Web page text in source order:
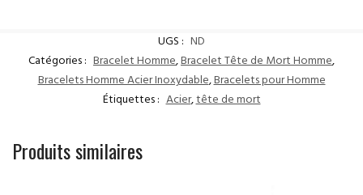
UGS : ND
Catégories : Bracelet Homme,Bracelet Tête de Mort Homme,
Bracelets Homme Acier Inoxydable,Bracelets pour Homme
Étiquettes : Acier,tête de mort
Produits similaires